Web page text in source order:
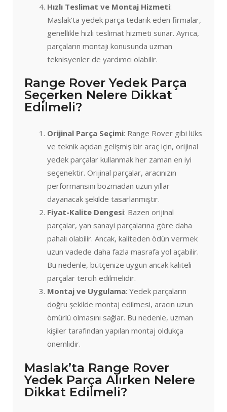
Hızlı Teslimat ve Montaj Hizmeti:
Maslak’ta yedek parça tedarik eden firmalar,
genellikle hızlı teslimat hizmeti sunar. Ayrıca,
parçaların montajı konusunda uzman
teknisyenler de yardımcı olabilir.
Range Rover Yedek Parça
Seçerken Nelere Dikkat
Edilmeli?
Orijinal Parça Seçimi: Range Rover gibi lüks
ve teknik açıdan gelişmiş bir araç için, orijinal
yedek parçalar kullanmak her zaman en iyi
seçenektir. Orijinal parçalar, aracınızın
performansını bozmadan uzun yıllar
dayanacak şekilde tasarlanmıştır.
Fiyat-Kalite Dengesi: Bazen orijinal
parçalar, yan sanayi parçalarına göre daha
pahalı olabilir. Ancak, kaliteden ödün vermek
uzun vadede daha fazla masrafa yol açabilir.
Bu nedenle, bütçenize uygun ancak kaliteli
parçalar tercih edilmelidir.
Montaj ve Uygulama: Yedek parçaların
doğru şekilde montaj edilmesi, aracın uzun
ömürlü olmasını sağlar. Bu nedenle, uzman
kişiler tarafından yapılan montaj oldukça
önemlidir.
Maslak’ta Range Rover
Yedek Parça Alırken Nelere
Dikkat Edilmeli?